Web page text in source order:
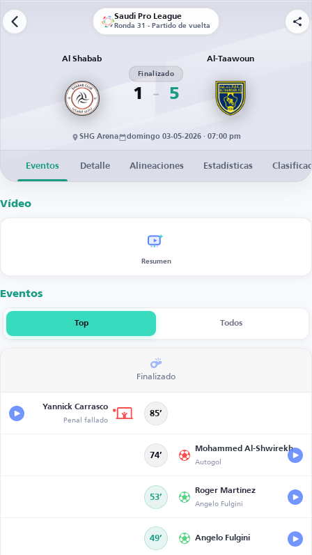
Saudi Pro League
Ronda 31 - Partido de vuelta
Al Shabab
1
Finalizado
5
Al-Taawoun
SHG Arena domingo 03-05-2026 · 07:00 pm
Eventos Detalle Alineaciones Estadísticas
Vídeo
Resumen
Eventos
Top Todos
Finalizado
Yannick Carrasco
Penal fallado 85’
74’
Mohammed Al-Shwirekh
Autogol
53’
Roger Martínez
Angelo Fulgini
49’ Angelo Fulgini